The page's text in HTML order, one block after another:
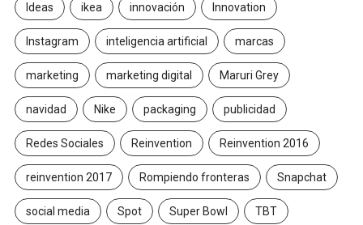
Ideas ikea innovación Innovation
Instagram inteligencia artificial marcas
marketing marketing digital Maruri Grey
navidad Nike packaging publicidad
Redes Sociales Reinvention Reinvention 2016
reinvention 2017 Rompiendo fronteras Snapchat
social media Spot Super Bowl TBT